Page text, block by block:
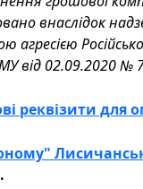
внаслідок
від 02.09.2020 №
реквізити для
.